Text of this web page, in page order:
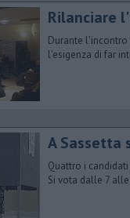
Rilanciare
Durante
l'esigenza di far
A Sassetta
Quattro i
Si vota dalle 7